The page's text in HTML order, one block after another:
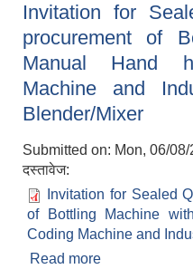
Invitation for
procurement of
Manual Hand
Machine and
Blender/Mixer
Submitted on: Mon, 06/
दस्तावेज:
Invitation for Sealed
of Bottling Machine
Coding Machine and
Read more